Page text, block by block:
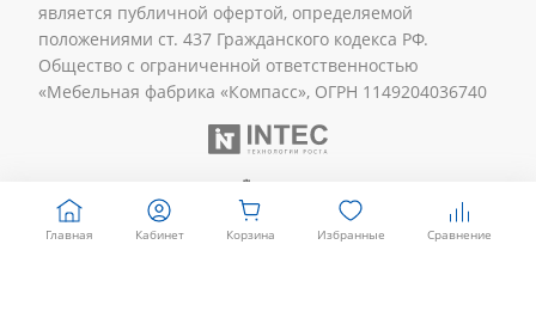
является публичной офертой, определяемой
положениями ст. 437 Гражданского кодекса РФ.
Общество с ограниченной ответственностью
«Мебельная фабрика «Компасс», ОГРН 1149204036740
Главная Кабинет Корзина Избранные Сравнение